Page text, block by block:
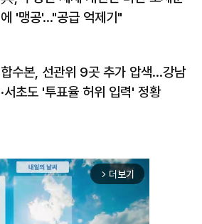
에 '맹공'…"공급 억제기"
합수본, 선관위 9곳 추가 압색…강남
·서초도 '투표율 허위 입력' 정황
arrow_forward_ios 더보기